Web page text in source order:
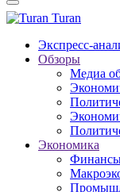
Turan
Экспресс-
Обзоры
Медиа
Экономика